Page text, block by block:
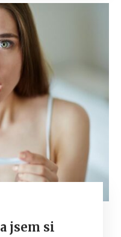
jsem si